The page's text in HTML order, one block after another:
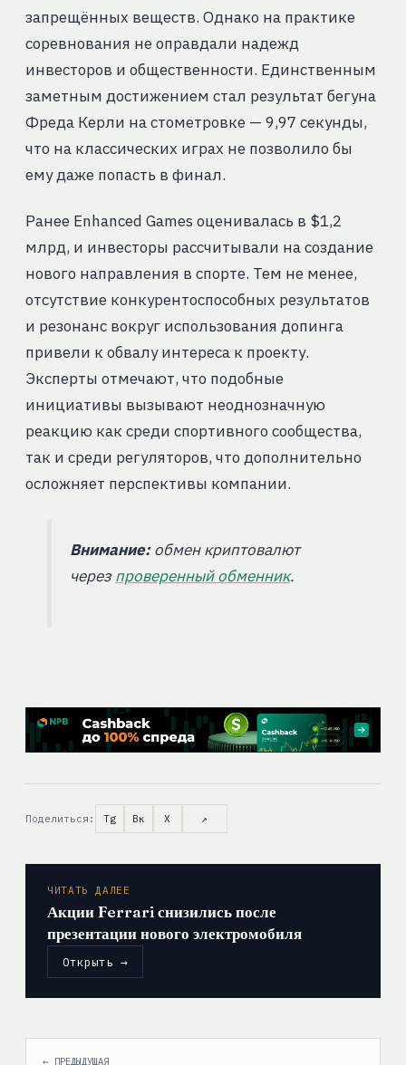
запрещённых веществ. Однако на практике
соревнования не оправдали надежд
инвесторов и общественности. Единственным
заметным достижением стал результат бегуна
Фреда Керли на стометровке — 9,97 секунды,
что на классических играх не позволило бы
ему даже попасть в финал.
Ранее Enhanced Games оценивалась в $1,2
млрд, и инвесторы рассчитывали на создание
нового направления в спорте. Тем не менее,
отсутствие конкурентоспособных результатов
и резонанс вокруг использования допинга
привели к обвалу интереса к проекту.
Эксперты отмечают, что подобные
инициативы вызывают неоднозначную
реакцию как среди спортивного сообщества,
так и среди регуляторов, что дополнительно
осложняет перспективы компании.
Внимание:обмен криптовалют
через проверенный обменник.
Поделиться: Tg Вк X ↗
ЧИТАТЬ ДАЛЕЕ
Акции Ferrari снизились после
презентации нового электромобиля
Открыть →
← ПРЕДЫДУЩАЯ